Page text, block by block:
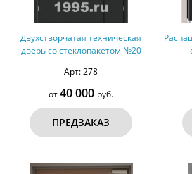
Двухстворчатая техническая
дверь со стеклопакетом №20
Арт: 278
от40 000 руб.
ПРЕДЗАКАЗ